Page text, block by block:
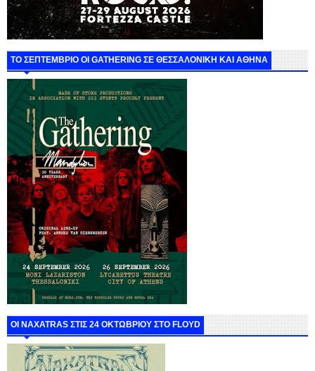
ΤΟ ΣΕΠΤΕΜΒΡΙΟ ΟΙ GATHERING ΣΕ ΘΕΣΣΑΛΟΝΙΚΗ ΚΑΙ ΑΘΗΝΑ
ΟΙ NAXATRAS ΣΤΙΣ 24 ΟΚΤΩΒΡΙΟΥ ΣΤΟ FLOYD